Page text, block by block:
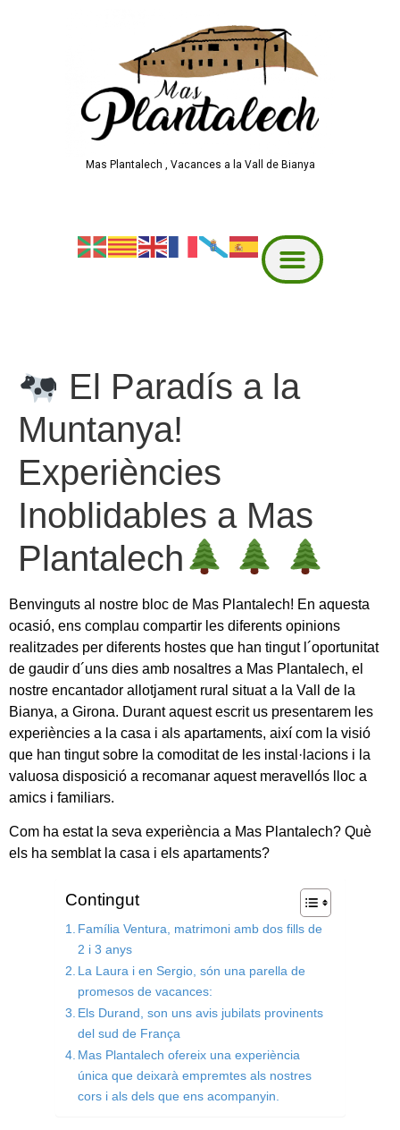
Mas Plantalech , Vacances a la Vall de Bianya
El Paradís a la
Muntanya!
Experiències
Inoblidables a Mas
Plantalech
Benvinguts al nostre bloc de Mas Plantalech! En aquesta
ocasió, ens complau compartir les diferents opinions
realitzades per diferents hostes que han tingut l´oportunitat
de gaudir d´uns dies amb nosaltres a Mas Plantalech, el
nostre encantador allotjament rural situat a la Vall de la
Bianya, a Girona. Durant aquest escrit us presentarem les
experiències a la casa i als apartaments, així com la visió
que han tingut sobre la comoditat de les instal·lacions i la
valuosa disposició a recomanar aquest meravellós lloc a
amics i familiars.
Com ha estat la seva experiència a Mas Plantalech? Què
els ha semblat la casa i els apartaments?
Contingut
Família Ventura, matrimoni amb dos fills de
2 i 3 anys
La Laura i en Sergio, són una parella de
promesos de vacances:
Els Durand, son uns avis jubilats provinents
del sud de França
Mas Plantalech ofereix una experiència
única que deixarà empremtes als nostres
cors i als dels que ens acompanyin.